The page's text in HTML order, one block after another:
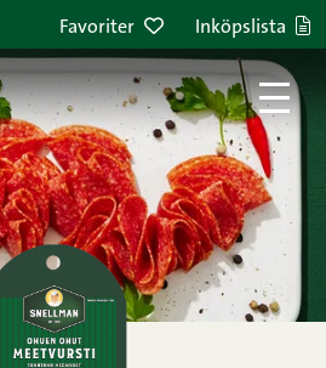
Favoriter Inköpslista